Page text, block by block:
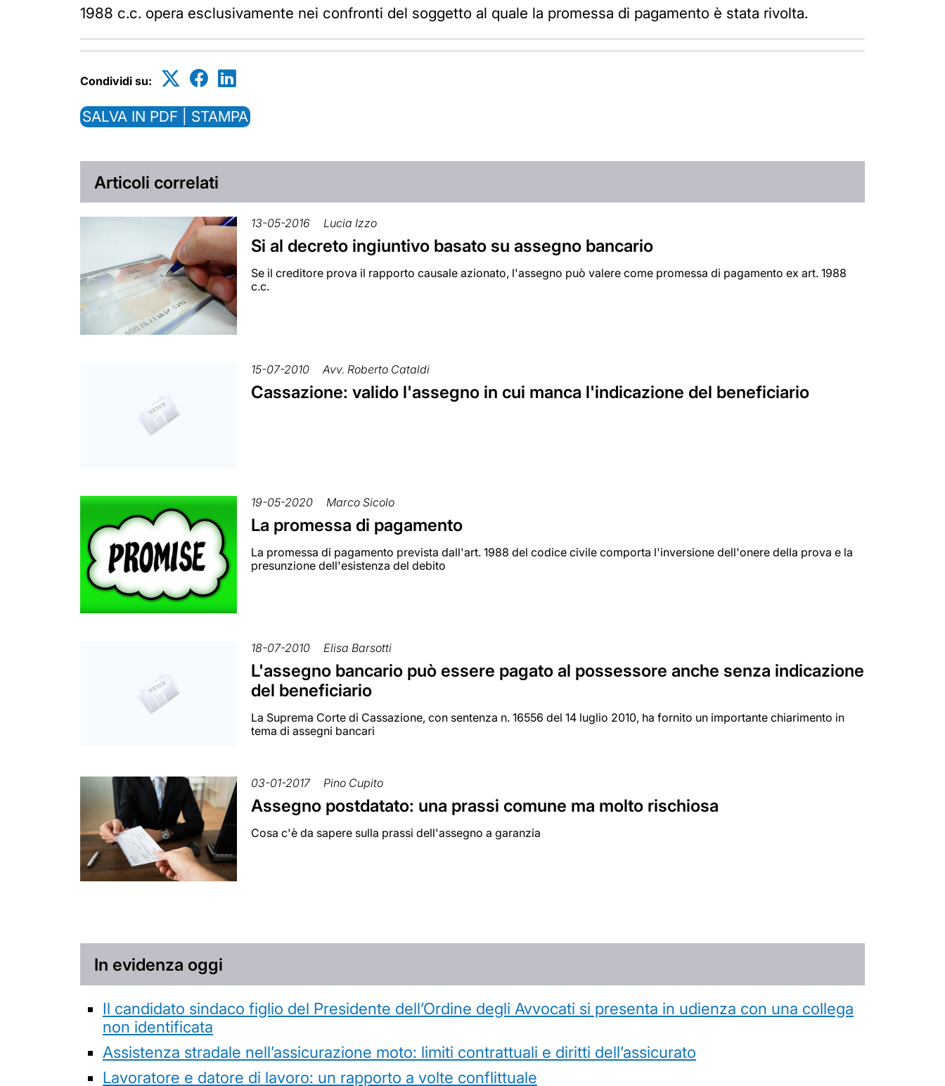
1988 c.c. opera esclusivamente nei confronti del soggetto al quale la promessa di pagamento è stata rivolta.
Condividi su:
SALVA IN PDF | STAMPA
Articoli correlati
13-05-2016 Lucia Izzo
Si al decreto ingiuntivo basato su assegno bancario
Se il creditore prova il rapporto causale azionato, l'assegno può valere come promessa di pagamento ex art. 1988
c.c.
15-07-2010 Avv. Roberto Cataldi
Cassazione: valido l'assegno in cui manca l'indicazione del beneficiario
19-05-2020 Marco Sicolo
La promessa di pagamento
La promessa di pagamento prevista dall'art. 1988 del codice civile comporta l'inversione dell'onere della prova e la
presunzione dell'esistenza del debito
18-07-2010 Elisa Barsotti
L'assegno bancario può essere pagato al possessore anche senza indicazione
del beneficiario
La Suprema Corte di Cassazione, con sentenza n. 16556 del 14 luglio 2010, ha fornito un importante chiarimento in
tema di assegni bancari
03-01-2017 Pino Cupito
Assegno postdatato: una prassi comune ma molto rischiosa
Cosa c'è da sapere sulla prassi dell'assegno a garanzia
In evidenza oggi
Il candidato sindaco figlio del Presidente dell’Ordine degli Avvocati si presenta in udienza con una collega
non identificata
Assistenza stradale nell’assicurazione moto: limiti contrattuali e diritti dell’assicurato
Lavoratore e datore di lavoro: un rapporto a volte conflittuale